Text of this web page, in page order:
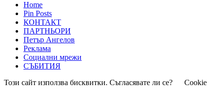
Home
Pin Posts
КОНТАКТ
ПАРТНЬОРИ
Петър Ангелов
Реклама
Социални мрежи
СЪБИТИЯ
Този сайт използва бисквитки. Съгласявате ли се?
Cookie